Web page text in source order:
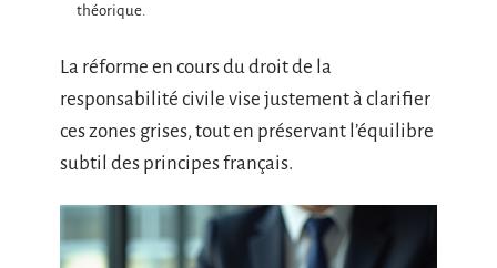
théorique.
La réforme en cours du droit de la
responsabilité civile vise justement à clarifier
ces zones grises, tout en préservant l’équilibre
subtil des principes français.